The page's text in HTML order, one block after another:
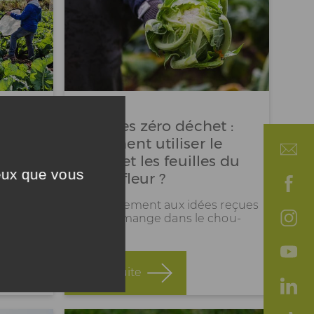
à la
notre
Astuces zéro déchet :
comment utiliser le
tronc et les feuilles du
chou-fleur ?
Contrairement aux idées reçues
tout se mange dans le chou-
Lire la suite
que vous